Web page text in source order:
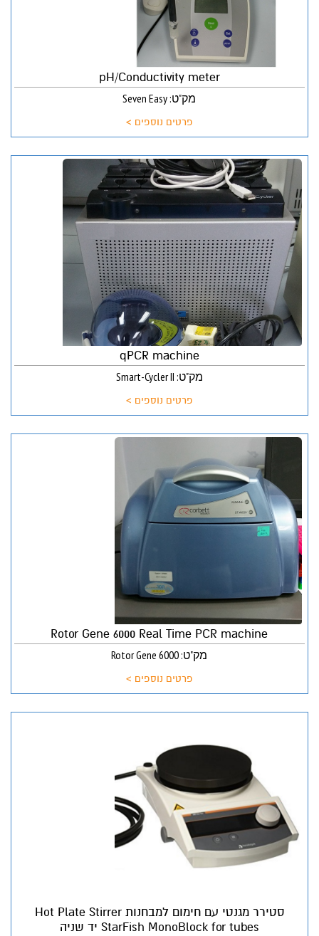
pH/Conductivity meter
מק"ט: Seven Easy
פרטים נוספים >
qPCR machine
מק"ט: Smart-Cycler II
פרטים נוספים >
Rotor Gene 6000 Real Time PCR machine
מק"ט: Rotor Gene 6000
פרטים נוספים >
סטירר מגנטי עם חימום למבחנות Hot Plate Stirrer
StarFish MonoBlock for tubes יד שניה